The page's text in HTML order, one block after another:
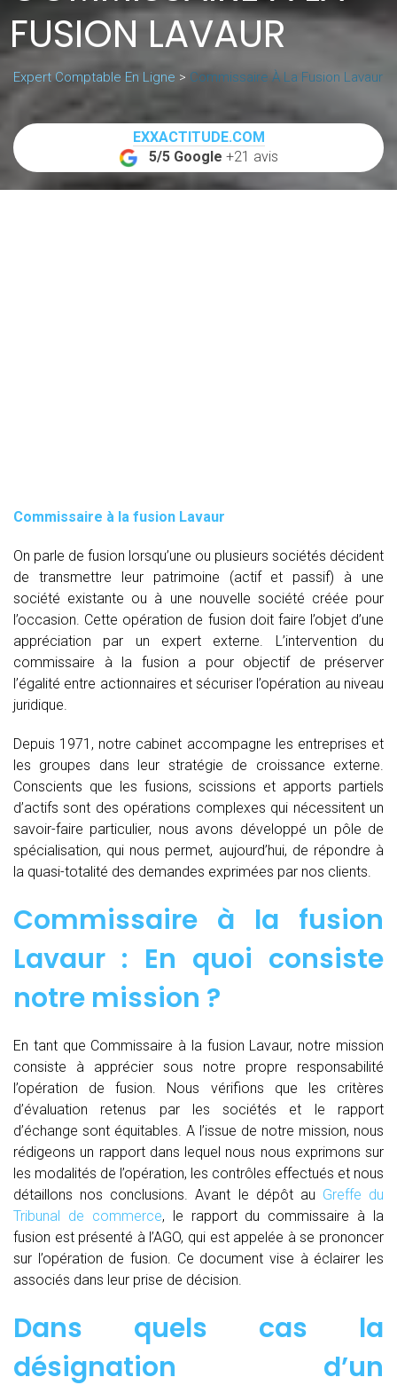
FUSION LAVAUR
Expert Comptable En Ligne > Commissaire À La Fusion Lavaur
EXXACTITUDE.COM
5/5 Google +21 avis
Commissaire à la fusion Lavaur
On parle de fusion lorsqu’une ou plusieurs sociétés décident
de transmettre leur patrimoine (actif et passif) à une
société existante ou à une nouvelle société créée pour
l’occasion. Cette opération de fusion doit faire l’objet d’une
appréciation par un expert externe. L’intervention du
commissaire à la fusion
a pour objectif de préserver
l’égalité entre actionnaires et sécuriser l’opération au niveau
juridique.
Depuis 1971, notre cabinet accompagne les entreprises et
les groupes dans leur stratégie de croissance externe.
Conscients que les fusions, scissions et apports partiels
d’actifs sont des opérations complexes qui nécessitent un
savoir-faire particulier, nous avons développé un pôle de
spécialisation, qui nous permet, aujourd’hui, de répondre à
la quasi-totalité des demandes exprimées par nos clients.
Commissaire à la fusion
Lavaur : En quoi consiste
notre mission ?
En tant que Commissaire à la fusion Lavaur, notre mission
consiste à apprécier sous notre propre responsabilité
l’opération de fusion. Nous vérifions que les critères
d’évaluation retenus par les sociétés et le rapport
d’échange sont équitables. A l’issue de notre mission, nous
rédigeons un rapport dans lequel nous nous exprimons sur
les modalités de l’opération, les contrôles effectués et nous
détaillons nos conclusions. Avant le dépôt au Greffe du
Tribunal de commerce, le rapport du commissaire à la
fusion est présenté à l’AGO, qui est appelée à se prononcer
sur l’opération de fusion. Ce document vise à éclairer les
associés dans leur prise de décision.
Dans quels cas la
désignation d’un